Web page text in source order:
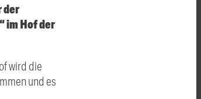
der
im Hof der
wird die
und es